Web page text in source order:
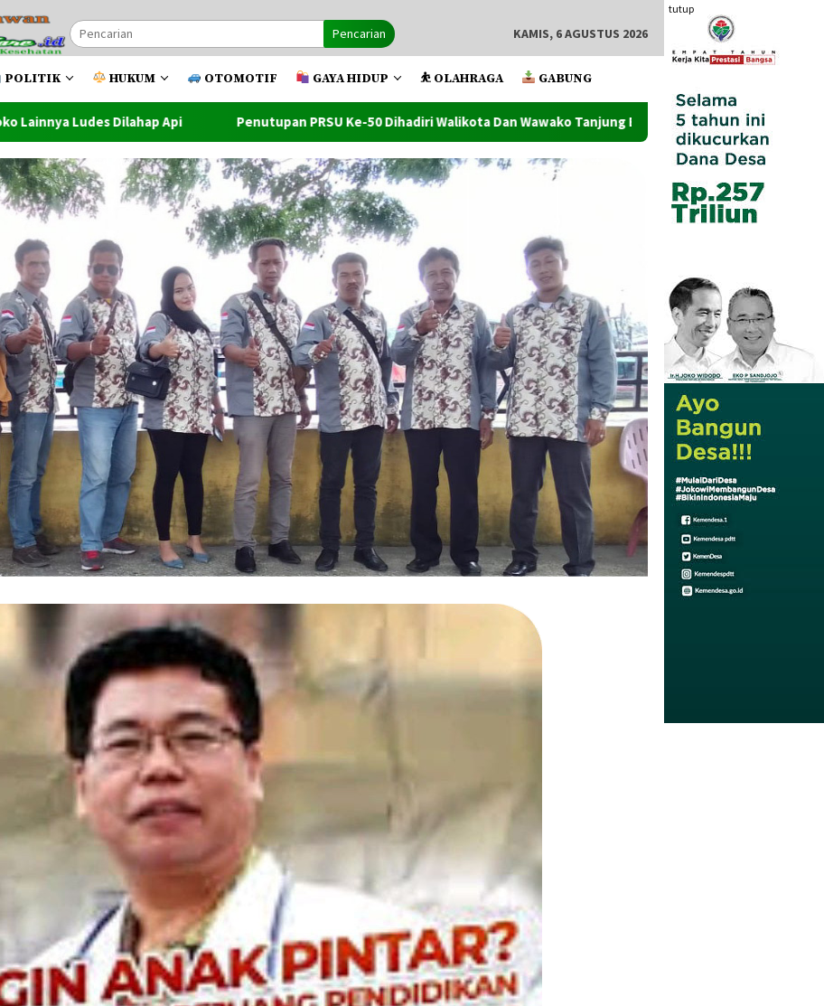
tutup
Pencarian KAMIS, 6 AGUSTUS 2026
POLITIK HUKUM OTOMOTIF GAYA HIDUP ⛹️ OLAHRAGA GABUNG
Penutupan PRSU Ke-50 Dihadiri Walikota Dan Wawako Tanjung Balai Wawako Tanjung Balai Lantik Pejabat